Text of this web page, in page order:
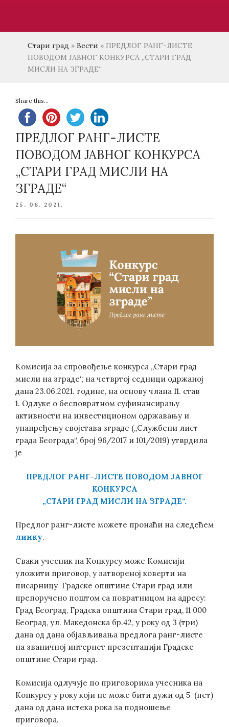
Стари град » Вести » ПРЕДЛОГ РАНГ-ЛИСТЕ
ПОВОДОМ ЈАВНОГ КОНКУРСА „СТАРИ ГРАД
МИСЛИ НА ЗГРАДЕ“
Share this...
ПРЕДЛОГ РАНГ-ЛИСТЕ
ПОВОДОМ ЈАВНОГ КОНКУРСА
„СТАРИ ГРАД МИСЛИ НА
ЗГРАДЕ“
POSTED
25. 06. 2021.
Комисијa за спровођење конкурса „Стари град
мисли на зграде“, на четвртој седници одржаној
дана 23.06.2021. године, на основу члана 11. став
1. Одлуке о бесповратном суфинансирању
активности на инвестиционом одржавању и
унапређењу својстава зграде („Службени лист
града Београда“, број 96/2017 и 101/2019) утврдила
је
ПРЕДЛОГ РАНГ-ЛИСТЕ ПОВОДОМ ЈАВНОГ
КОНКУРСА
„СТАРИ ГРАД МИСЛИ НА ЗГРАДЕ“.
Предлог ранг-листе можете пронаћи на следећем
линку.
Сваки учесник на Конкурсу може Комисији
уложити приговор, у затвореној коверти на
писарницу Градске општине Стари град или
препоручено поштом са повратницом на адресу:
Град Београд, Градска општина Стари град, 11 000
Београд, ул. Македонска бр.42, у року од 3 (три)
дана од дана објављивања предлога ранг-листе
на званичној интернет презентацији Градске
општине Стари град.
Комисија одлучује по приговорима учесника на
Конкурсу у року који не може бити дужи од 5 (пет)
дана од дана истека рока за подношење
приговора.